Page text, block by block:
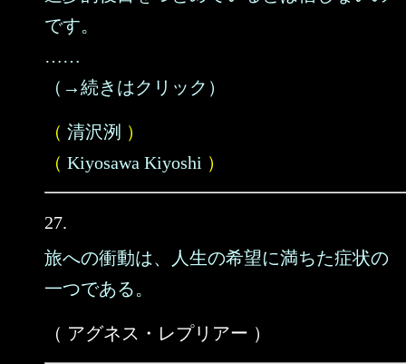
です。
……
（→続きはクリック）
（ 清沢洌 ）
（ Kiyosawa Kiyoshi ）
27.
旅への衝動は、人生の希望に満ちた症状の
一つである。
（ アグネス・レプリアー ）